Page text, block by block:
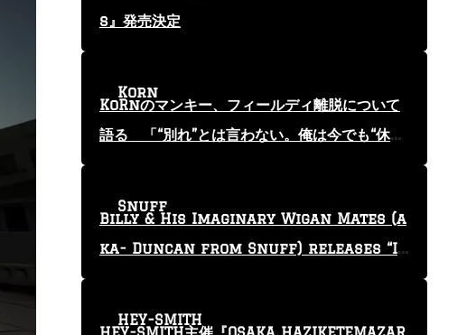
s』発売決定
KoRnのマンキー、フィールディ離脱について
語る 「“別れ”とは言わない。俺は今でも“休
Korn
Billy & His Imaginary Wigan Mates (a
ka- Duncan from Snuff) releases “I
Snuff
HEY-SMITH